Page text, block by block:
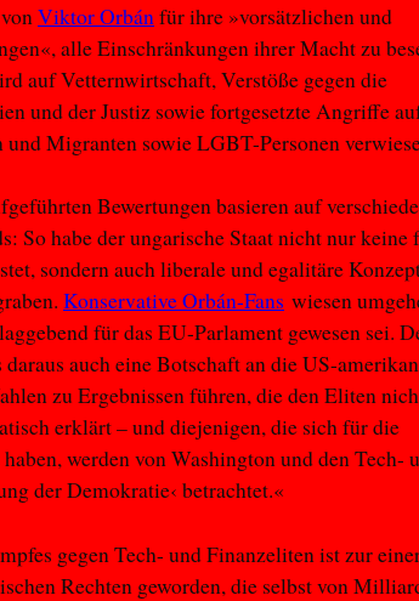
Viktor Orbánfür ihre »vorsätzlichen und
alle Einschränkungen ihrer Macht zu
auf Vetternwirtschaft, Verstöße gegen die
und der Justiz sowie fortgesetzte Angriffe
Migranten sowie LGBT-Personen
Bewertungen basieren auf
So habe der ungarische Staat nicht nur keine
sondern auch liberale und egalitäre
Konservative Orbán-Fans wiesen
für das EU-Parlament gewesen sei.
daraus auch eine Botschaft an die US-
zu Ergebnissen führen, die den Eliten
erklärt – und diejenigen, die sich für die
werden von Washington und den Tech-
der Demokratie‹ betrachtet.«
gegen Tech- und Finanzeliten ist zur
Rechten geworden, die selbst von